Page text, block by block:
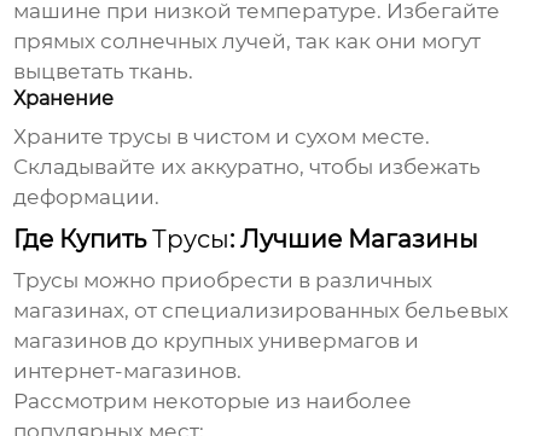
машине при низкой температуре. Избегайте
прямых солнечных лучей, так как они могут
выцветать ткань.
Хранение
Хранитетрусы в чистом и сухом месте.
Складывайте их аккуратно, чтобы избежать
деформации.
Где КупитьТрусы: Лучшие Магазины
Трусы можно приобрести в различных
магазинах, от специализированных бельевых
магазинов до крупных универмагов и
интернет-магазинов.
Рассмотрим некоторые из наиболее